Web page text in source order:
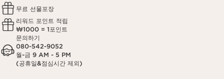
무료 선물포장
리워드 포인트 적립
₩1000 = 1포인트
문의하기
080-542-9052
월-금 9 AM - 5 PM
(공휴일&점심시간 제외)